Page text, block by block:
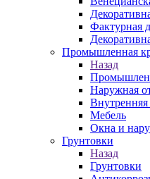
Фактурная
Промышленная
Назад
Наружная
Мебель
Окна и
Грунтовки
Назад
Грунтовки